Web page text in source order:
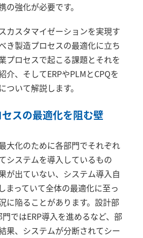
の強化が必要です。
カスタマイゼーションを実現す
き製造プロセスの最適化に立ち
プロセスで起こる課題とそれを
介、そしてERPやPLMとCPQを
いて解説します。
スの最適化を阻む壁
大化のために各部門でそれぞれ
システムを導入しているもの
が出ていない、システム導入自
まっていて全体の最適化に至っ
に陥ることがあります。設計部
ではERP導入を進めるなど、部
果、システムが分断されてシー